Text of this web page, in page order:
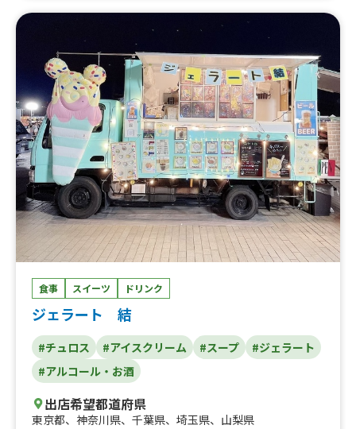
ドッグ、牛すじカレー、紫ロングポテト、おつまみロース
トポーク（グリル野菜付き）、ローストビーフバーガー、
おつまみローストビーフ（グリル野菜付き）、低温調理ロ
ーストポーク丼 大学用、低温調理ローストビーフ丼 大
学用、ドリンク、米ジェラート、幸重(岡山県産藤原牛使
用)、低温調理ローストビーフ丼、低温調理ローストポー
ク丼、ザンギ、季節のスープ、季節のジェラート、ティラ
ミス、生ビール、カクテル
食事 スイーツ ドリンク
ジェラート 結
#チュロス #アイスクリーム #スープ
#ジェラート
#アルコール・お酒
出店希望都道府県
東京都、 神奈川県、 千葉県、 埼玉県、 山梨県